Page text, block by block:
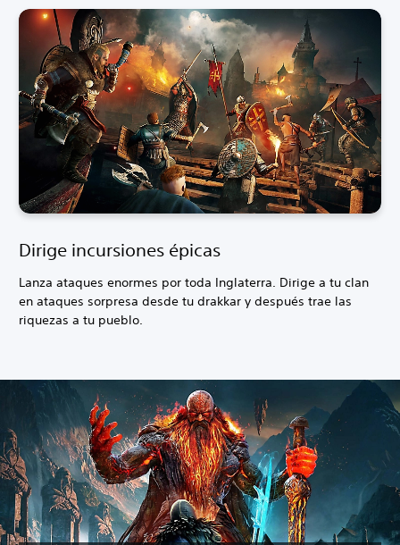
Dirige incursiones épicas
Lanza ataques enormes por toda Inglaterra. Dirige a tu clan
en ataques sorpresa desde tu drakkar y después trae las
riquezas a tu pueblo.